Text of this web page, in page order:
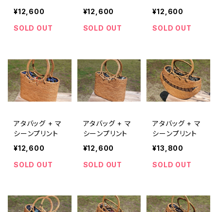
¥12,600
SOLD OUT
¥12,600
SOLD OUT
¥12,600
SOLD OUT
アタバッグ + マ
シーンプリント
¥12,600
SOLD OUT
アタバッグ + マ
シーンプリント
¥12,600
SOLD OUT
アタバッグ + マ
シーンプリント
¥13,800
SOLD OUT